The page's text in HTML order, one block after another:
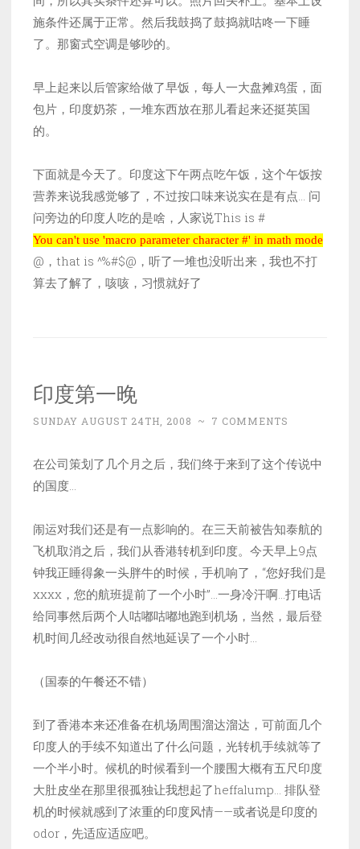
施条件还属于正常。然后我鼓捣了鼓捣就咕咚一下睡
了。那窗式空调是够吵的。
早上起来以后管家给做了早饭，每人一大盘摊鸡蛋，面
包片，印度奶茶，一堆东西放在那儿看起来还挺英国
的。
下面就是今天了。印度这下午两点吃午饭，这个午饭按
营养来说我感觉够了，不过按口味来说实在是有点… 问
问旁边的印度人吃的是啥，人家说This is #
You can't use 'macro parameter character #' in math mode
You can't use 'macro parameter character #' in math mode
@，that is ^%#$@，听了一堆也没听出来，我也不打
算去了解了，咳咳，习惯就好了
印度第一晚
SUNDAY AUGUST 24TH, 2008 ~ 7 COMMENTS
在公司策划了几个月之后，我们终于来到了这个传说中
的国度…
闹运对我们还是有一点影响的。在三天前被告知泰航的
飞机取消之后，我们从香港转机到印度。今天早上9点
钟我正睡得象一头胖牛的时候，手机响了，“您好我们是
xxxx，您的航班提前了一个小时”…一身冷汗啊…打电话
给同事然后两个人咕嘟咕嘟地跑到机场，当然，最后登
机时间几经改动很自然地延误了一个小时…
（国泰的午餐还不错）
到了香港本来还准备在机场周围溜达溜达，可前面几个
印度人的手续不知道出了什么问题，光转机手续就等了
一个半小时。候机的时候看到一个腰围大概有五尺印度
大肚皮坐在那里很孤独让我想起了heffalump… 排队登
机的时候就感到了浓重的印度风情——或者说是印度的
odor，先适应适应吧。